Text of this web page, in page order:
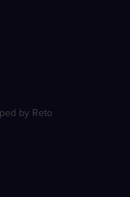
by Reto